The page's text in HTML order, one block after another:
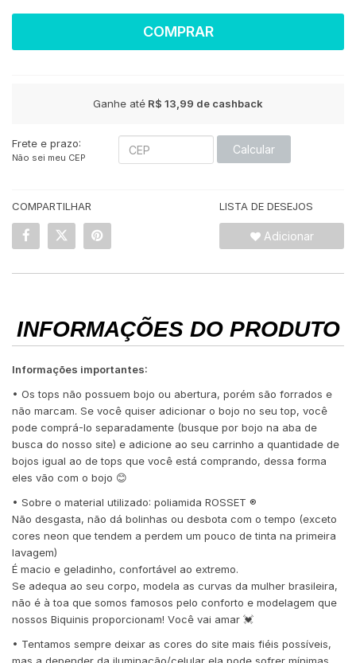
COMPRAR
Ganhe até R$ 13,99 de cashback
Frete e prazo:
Não sei meu CEP
Calcular
COMPARTILHAR LISTA DE DESEJOS
Adicionar
INFORMAÇÕES DO PRODUTO
Informações importantes:
• Os tops não possuem bojo ou abertura, porém são forrados e
não marcam. Se você quiser adicionar o bojo no seu top, você
pode comprá-lo separadamente (busque por bojo na aba de
busca do nosso site) e adicione ao seu carrinho a quantidade de
bojos igual ao de tops que você está comprando, dessa forma
eles vão com o bojo 😊
• Sobre o material utilizado: poliamida ROSSET ®️
Não desgasta, não dá bolinhas ou desbota com o tempo (exceto
cores neon que tendem a perdem um pouco de tinta na primeira
lavagem)
É macio e geladinho, confortável ao extremo.
Se adequa ao seu corpo, modela as curvas da mulher brasileira,
não é à toa que somos famosos pelo conforto e modelagem que
nossos Biquinis proporcionam! Você vai amar 💓
• Tentamos sempre deixar as cores do site mais fiéis possíveis,